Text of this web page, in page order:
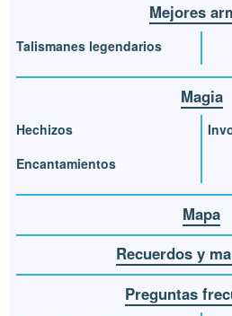
Mejores
Talismanes legendarios
Magia
Hechizos
Encantamientos
Mapa
Recuerdos y
Preguntas